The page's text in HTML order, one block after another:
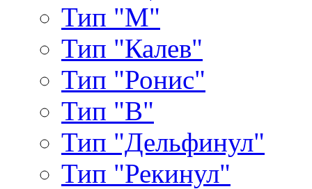
Тип "М"
Тип "Калев"
Тип "Ронис"
Тип "В"
Тип "Дельфинул"
Тип "Рекинул"